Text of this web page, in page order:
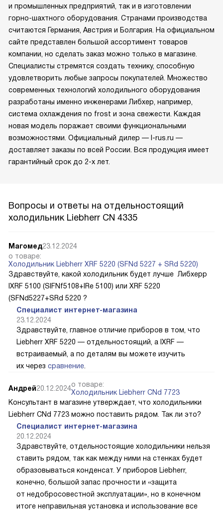
и промышленных предприятий, так и в изготовлении
горно-шахтного оборудования. Странами производства
считаются Германия, Австрия и Болгария. На официальном
сайте представлен большой ассортимент товаров
компании, но сделать заказ можно только в магазине.
Специалисты стремятся создать технику, способную
удовлетворить любые запросы покупателей. Множество
современных технологий холодильного оборудования
разработаны именно инженерами Либхер, например,
система охлаждения no frost и зона свежести. Каждая
новая модель поражает своими функциональными
возможностями. Официальный дилер — l-rus.ru —
доставляет заказы по всей России. Вся продукция имеет
гарантийный срок до 2-х лет.
Вопросы и ответы на отдельностоящий
холодильник Liebherr CN 4335
Магомед23.12.2024
о товаре:
Холодильник Liebherr XRF 5220 (SFNd 5227 + SRd 5220)
Здравствуйте, какой холодильник будет лучше Либхерр
IXRF 5100 (SIFNf5108+IRe 5100) или XRF 5220
(SFNd5227+SRd 5220 ?
Специалист интернет-магазина
23.12.2024
Здравствуйте, главное отличие приборов в том, что
Liebherr XRF 5220 — отдельностоящий, а IXRF —
встраиваемый, а по деталям вы можете изучить
их через сравнение
Андрей20.12.2024о товаре:
Холодильник Liebherr CNd 7723
Консультант в магазине утверждает, что холодильники
Liebherr CNd 7723 можно поставить рядом. Так ли это?
Специалист интернет-магазина
20.12.2024
Здравствуйте, отдельностоящие холодильники нельзя
ставить рядом, так как между ними на стенках будет
образовываться конденсат. У приборов Liebherr,
конечно, большой запас прочности и «защита
от недобросовестной эксплуатации», но в конечном
итоге неправильная установка и использование все